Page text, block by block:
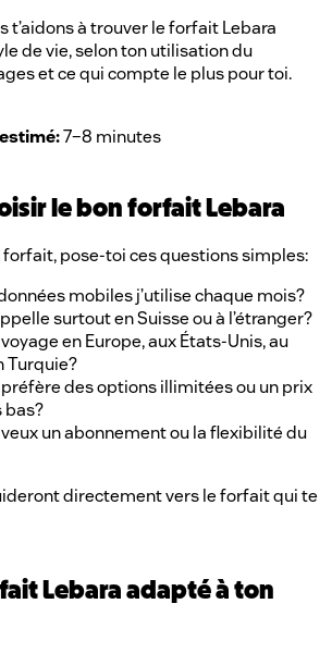
t’aidons à trouver le forfait Lebara
de vie, selon ton utilisation du
et ce qui compte le plus pour toi.
7–8 minutes
le bon forfait Lebara
forfait, pose-toi ces questions simples:
mobiles j’utilise chaque mois?
surtout en Suisse ou à l’étranger?
en Europe, aux États-Unis, au
Turquie?
des options illimitées ou un prix
bas?
un abonnement ou la flexibilité du
directement vers le forfait qui te
Lebara adapté à ton